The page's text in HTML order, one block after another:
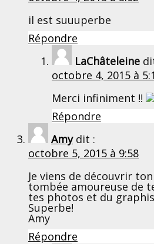
il est suuuperbe
Répondre
LaChâteleine
octobre 4, 2015 à
Merci infiniment !!
Répondre
Amy dit :
octobre 5, 2015 à 9:58
Je viens de découvrir
tombée amoureuse de
tes photos et du
Superbe!
Amy
Répondre